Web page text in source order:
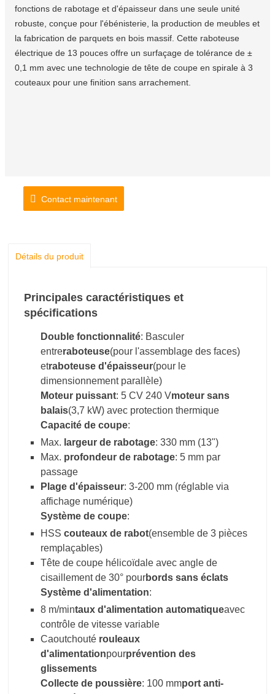
fonctions de rabotage et d'épaisseur dans une seule unité
robuste, conçue pour l'ébénisterie, la production de meubles et
la fabrication de parquets en bois massif. Cette raboteuse
électrique de 13 pouces offre un surfaçage de tolérance de ±
0,1 mm avec une technologie de tête de coupe en spirale à 3
couteaux pour une finition sans arrachement.
Contact maintenant
Détails du produit
Principales caractéristiques et
spécifications
Double fonctionnalité: Basculer
entreraboteuse(pour l'assemblage des faces)
etraboteuse d'épaisseur(pour le
dimensionnement parallèle)
Moteur puissant: 5 CV 240 Vmoteur sans
balais(3,7 kW) avec protection thermique
Capacité de coupe:
Max. largeur de rabotage: 330 mm (13")
Max. profondeur de rabotage: 5 mm par
passage
Plage d'épaisseur: 3-200 mm (réglable via
affichage numérique)
Système de coupe:
HSScouteaux de rabot(ensemble de 3 pièces
remplaçables)
Tête de coupe hélicoïdale avec angle de
cisaillement de 30° pourbords sans éclats
Système d'alimentation:
8 m/mintaux d'alimentation automatiqueavec
contrôle de vitesse variable
Caoutchouté rouleaux
d'alimentationpourprévention des
glissements
Collecte de poussière: 100 mmport anti-